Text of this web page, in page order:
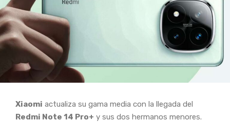
Xiaomi actualiza su gama media con la llegada del
Redmi Note 14 Pro+ y sus dos hermanos menores.